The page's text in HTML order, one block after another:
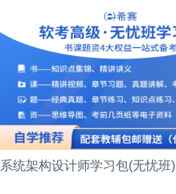
系统架构设计师学习包(无忧班)